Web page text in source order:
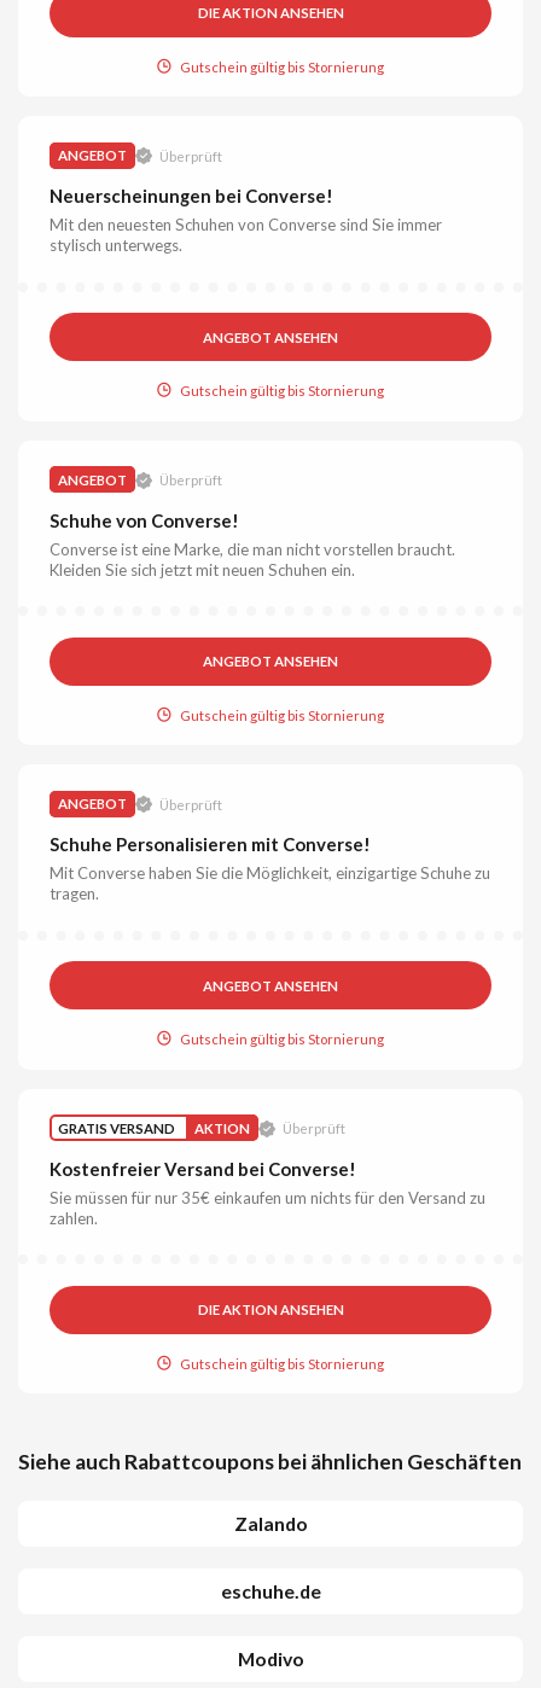
DIE AKTION ANSEHEN
Gutschein gültig bis Stornierung
ANGEBOT Überprüft
Neuerscheinungen bei Converse!
Mit den neuesten Schuhen von Converse sind Sie immer
stylisch unterwegs.
ANGEBOT ANSEHEN
Gutschein gültig bis Stornierung
ANGEBOT Überprüft
Schuhe von Converse!
Converse ist eine Marke, die man nicht vorstellen braucht.
Kleiden Sie sich jetzt mit neuen Schuhen ein.
ANGEBOT ANSEHEN
Gutschein gültig bis Stornierung
ANGEBOT Überprüft
Schuhe Personalisieren mit Converse!
Mit Converse haben Sie die Möglichkeit, einzigartige Schuhe zu
tragen.
ANGEBOT ANSEHEN
Gutschein gültig bis Stornierung
GRATIS VERSAND AKTION Überprüft
Kostenfreier Versand bei Converse!
Sie müssen für nur 35€ einkaufen um nichts für den Versand zu
zahlen.
DIE AKTION ANSEHEN
Gutschein gültig bis Stornierung
Siehe auch Rabattcoupons bei ähnlichen Geschäften
Zalando
eschuhe.de
Modivo